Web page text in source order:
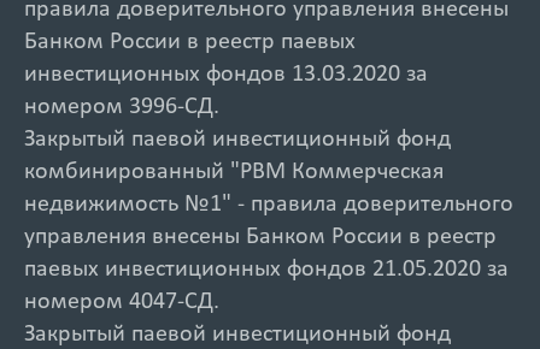
правила доверительного управления внесены
Банком России в реестр паевых
инвестиционных фондов 13.03.2020 за
номером 3996-СД.
Закрытый паевой инвестиционный фонд
комбинированный "РВМ Коммерческая
недвижимость №1" - правила доверительного
управления внесены Банком России в реестр
паевых инвестиционных фондов 21.05.2020 за
номером 4047-СД.
Закрытый паевой инвестиционный фонд